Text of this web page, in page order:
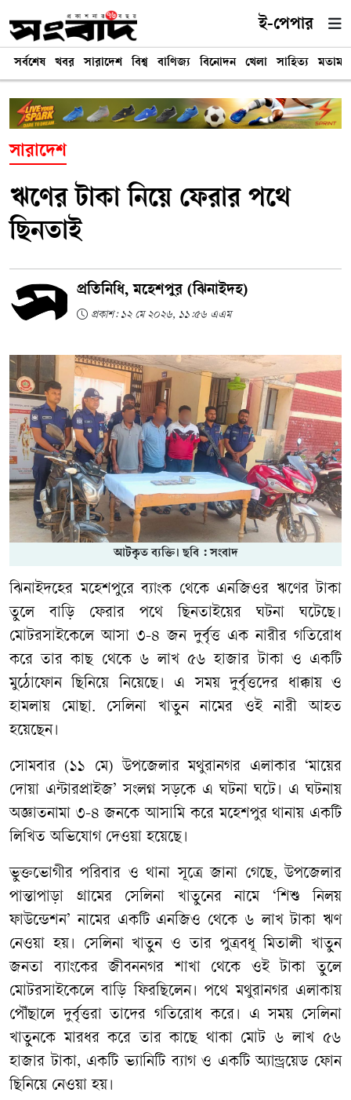
ই-পেপার
সর্বশেষ খবর সারাদেশ বিশ্ব বাণিজ্য বিনোদন খেলা সাহিত্য মতামত
সারাদেশ
ঋণের টাকা নিয়ে ফেরার পথে
ছিনতাই
প্রতিনিধি, মহেশপুর (ঝিনাইদহ)
প্রকাশ: ১২ মে ২০২৬, ১১:৫৬ এএম
আটকৃত ব্যক্তি। ছবি : সংবাদ
ঝিনাইদহের মহেশপুরে ব্যাংক থেকে এনজিওর ঋণের টাকা
তুলে বাড়ি ফেরার পথে ছিনতাইয়ের ঘটনা ঘটেছে।
মোটরসাইকেলে আসা ৩-৪ জন দুর্বৃত্ত এক নারীর গতিরোধ
করে তার কাছ থেকে ৬ লাখ ৫৬ হাজার টাকা ও একটি
মুঠোফোন ছিনিয়ে নিয়েছে। এ সময় দুর্বৃত্তদের ধাক্কায় ও
হামলায় মোছা. সেলিনা খাতুন নামের ওই নারী আহত
হয়েছেন।
সোমবার (১১ মে) উপজেলার মথুরানগর এলাকার ‘মায়ের
দোয়া এন্টারপ্রাইজ’ সংলগ্ন সড়কে এ ঘটনা ঘটে। এ ঘটনায়
অজ্ঞাতনামা ৩-৪ জনকে আসামি করে মহেশপুর থানায় একটি
লিখিত অভিযোগ দেওয়া হয়েছে।
ভুক্তভোগীর পরিবার ও থানা সূত্রে জানা গেছে, উপজেলার
পান্তাপাড়া গ্রামের সেলিনা খাতুনের নামে ‘শিশু নিলয়
ফাউন্ডেশন’ নামের একটি এনজিও থেকে ৬ লাখ টাকা ঋণ
নেওয়া হয়। সেলিনা খাতুন ও তার পুত্রবধূ মিতালী খাতুন
জনতা ব্যাংকের জীবননগর শাখা থেকে ওই টাকা তুলে
মোটরসাইকেলে বাড়ি ফিরছিলেন। পথে মথুরানগর এলাকায়
পৌঁছালে দুর্বৃত্তরা তাদের গতিরোধ করে। এ সময় সেলিনা
খাতুনকে মারধর করে তার কাছে থাকা মোট ৬ লাখ ৫৬
হাজার টাকা, একটি ভ্যানিটি ব্যাগ ও একটি অ্যান্ড্রয়েড ফোন
ছিনিয়ে নেওয়া হয়।